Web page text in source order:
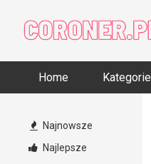
content
Home Kategorie
Najnowsze
Najlepsze